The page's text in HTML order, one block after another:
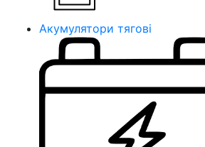
Акумулятори тягові